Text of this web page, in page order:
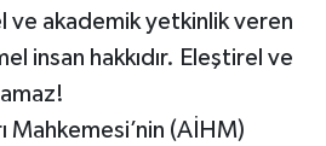
ve akademik yetkinlik veren
insan hakkıdır. Eleştirel ve
Mahkemesi’nin (AİHM)